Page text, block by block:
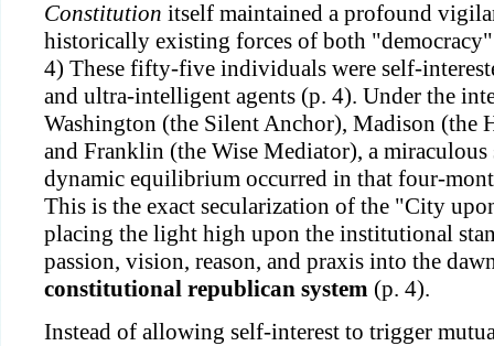
Constitution itself maintained a profound
historically existing forces of both
4) These fifty-five individuals were self-
and ultra-intelligent agents (p. 4). Under the
Washington (the Silent Anchor), Madison (the
and Franklin (the Wise Mediator), a
dynamic equilibrium occurred in that four-
This is the exact secularization of the "City
placing the light high upon the institutional
passion, vision, reason, and praxis into the
constitutional republican system (p. 4).
Instead of allowing self-interest to trigger